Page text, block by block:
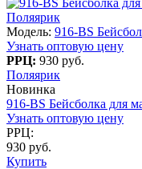
Поляярик
Модель: 916-BS
Узнать оптовую цену
РРЦ: 930 руб.
Поляярик
Новинка
916-BS Бейсболка для
Узнать оптовую цену
РРЦ:
930 руб.
Купить